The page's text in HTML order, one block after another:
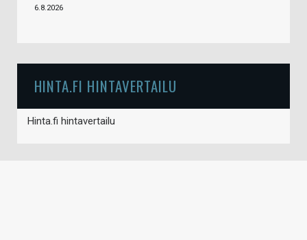
6.8.2026
HINTA.FI HINTAVERTAILU
Hinta.fi hintavertailu